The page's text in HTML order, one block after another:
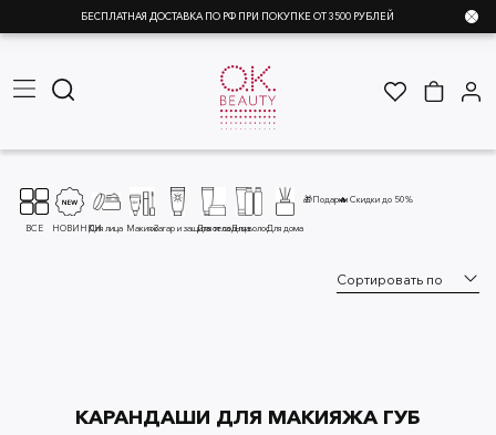
БЕСПЛАТНАЯ ДОСТАВКА ПО РФ ПРИ ПОКУПКЕ ОТ 3500 РУБЛЕЙ
ВСЕ НОВИНКИДля лица МакияжЗагар и защита от солнца
Для телаДля волосДля дома
🎁Подарки🔥 Скидки до 50%
КАРАНДАШИ ДЛЯ МАКИЯЖА ГУБ